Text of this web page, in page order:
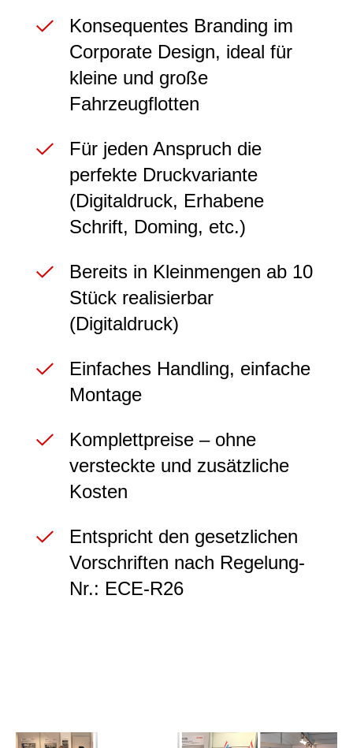
Konsequentes Branding im
Corporate Design, ideal für
kleine und große
Fahrzeugflotten
Für jeden Anspruch die
perfekte Druckvariante
(Digitaldruck, Erhabene
Schrift, Doming, etc.)
Bereits in Kleinmengen ab 10
Stück realisierbar
(Digitaldruck)
Einfaches Handling, einfache
Montage
Komplettpreise – ohne
versteckte und zusätzliche
Kosten
Entspricht den gesetzlichen
Vorschriften nach Regelung-
Nr.: ECE-R26